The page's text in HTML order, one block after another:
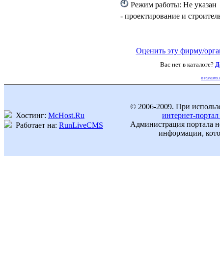
Режим работы: Не указан
- проектирование и
Оценить эту фирму/
Вас нет в каталоге?
©
Хостинг: McHost.Ru
Работает на: RunLiveCMS
© 2006-2009. При
интернет-
Администрация портала
информации,